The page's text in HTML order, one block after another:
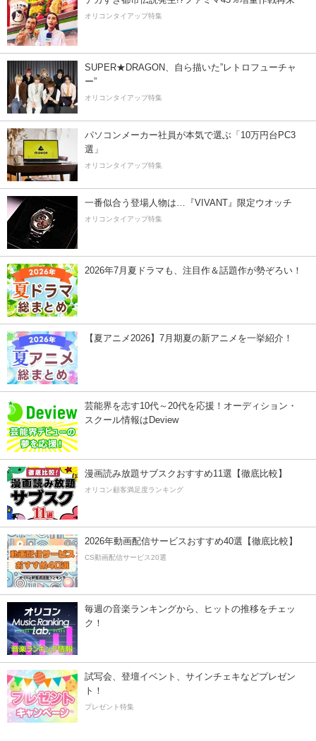
オリコンタイアップ特集
SUPER★DRAGON、自ら描いた”レトロフューチャ
ー”
オリコンタイアップ特集
パソコンメーカー社員が本気で選ぶ「10万円台PC3
選」
オリコンタイアップ特集
一番似合う登場人物は…『VIVANT』限定ウオッチ
オリコンタイアップ特集
2026年7月夏ドラマも、注目作＆話題作が勢ぞろい！
【夏アニメ2026】7月期夏の新アニメを一挙紹介！
芸能界を志す10代～20代を応援！オーディション・
スクール情報はDeview
漫画読み放題サブスクおすすめ11選【徹底比較】
オリコン顧客満足度ランキング
2026年動画配信サービスおすすめ40選【徹底比較】
CS動画配信サービス20選
毎週の音楽ランキングから、ヒットの推移をチェッ
ク！
試写会、登壇イベント、サインチェキなどプレゼン
ト！
プレゼント特集